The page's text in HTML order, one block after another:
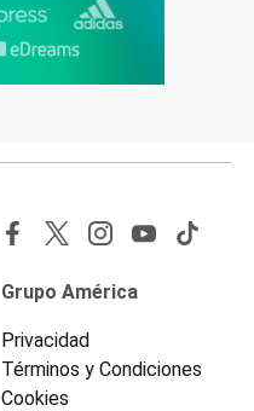
Grupo América
Privacidad
Términos y Condiciones
Cookies